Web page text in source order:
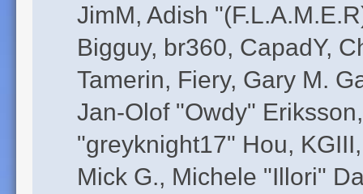
JimM, Adish
Bigguy, br360, CapadY,
Tamerin, Fiery, Gary M.
Jan-Olof "Owdy"
"greyknight17" Hou,
Mick G., Michele "Illori"